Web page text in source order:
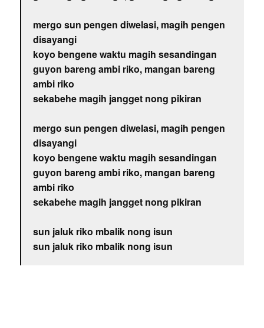
mergo sun pengen diwelasi, magih pengen
disayangi
koyo bengene waktu magih sesandingan
guyon bareng ambi riko, mangan bareng
ambi riko
sekabehe magih jangget nong pikiran
mergo sun pengen diwelasi, magih pengen
disayangi
koyo bengene waktu magih sesandingan
guyon bareng ambi riko, mangan bareng
ambi riko
sekabehe magih jangget nong pikiran
sun jaluk riko mbalik nong isun
sun jaluk riko mbalik nong isun